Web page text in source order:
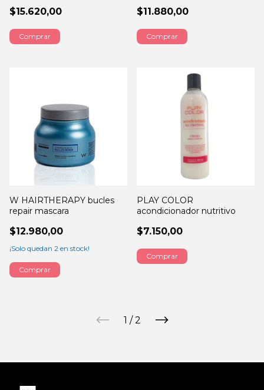
$15.620,00
Comprar
$11.880,00
W HAIRTHERAPY bucles
repair mascara
$12.980,00
¡Solo quedan 2 en stock!
Comprar
PLAY COLOR
acondicionador nutritivo
$7.150,00
Comprar
1 / 2